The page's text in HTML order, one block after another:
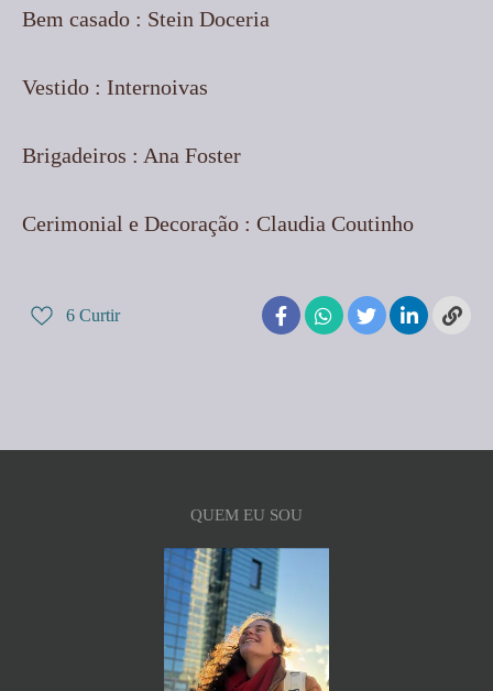
Bem casado : Stein Doceria
Vestido : Internoivas
Brigadeiros : Ana Foster
Cerimonial e Decoração : Claudia Coutinho
6 Curtir
QUEM EU SOU